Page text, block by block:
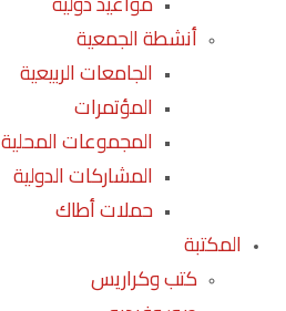
أنشطة الجمعية
الجامعات الربيعية
المؤتمرات
المجموعات المحلية
المشاركات الدولية
حملات أطاك
المكتبة
كتب وكراريس